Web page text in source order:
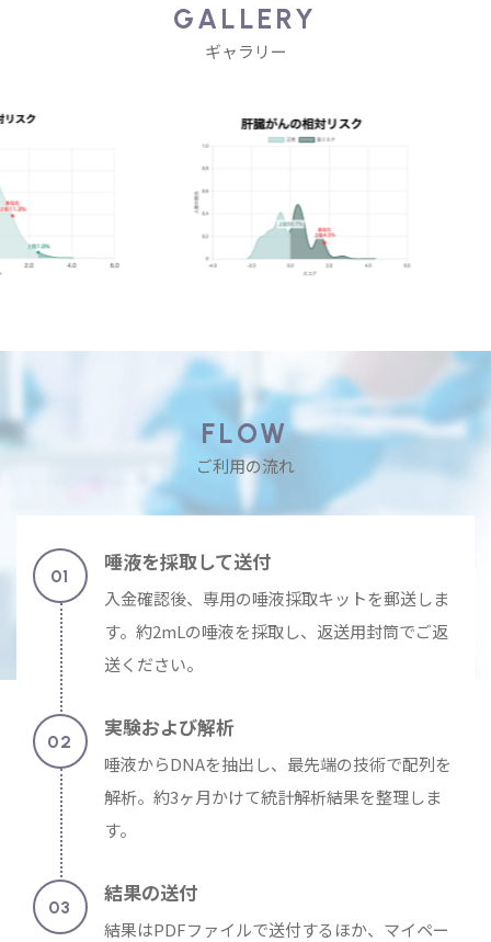
GALLERY
ギャラリー
FLOW
ご利用の流れ
唾液を採取して送付
入金確認後、専用の唾液採取キットを郵送しま
す。約2mLの唾液を採取し、返送用封筒でご返
送ください。
実験および解析
唾液からDNAを抽出し、最先端の技術で配列を
解析。約3ヶ月かけて統計解析結果を整理しま
す。
結果の送付
結果はPDFファイルで送付するほか、マイペー